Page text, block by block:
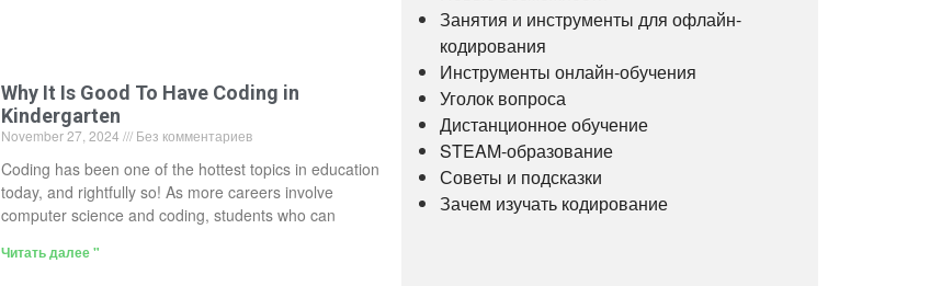
Why It Is Good To Have Coding in
Kindergarten
November 27, 2024 Без комментариев
Coding has been one of the hottest topics in education
today, and rightfully so! As more careers involve
computer science and coding, students who can
Читать далее "
Занятия и инструменты для офлайн-
кодирования
Инструменты онлайн-обучения
Уголок вопроса
Дистанционное обучение
STEAM-образование
Советы и подсказки
Зачем изучать кодирование